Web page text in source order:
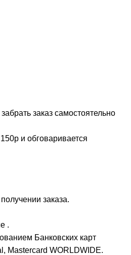
заказ самостоятельно
и обговаривается
заказа.
.
Банковских карт
Mastercard WORLDWIDE.